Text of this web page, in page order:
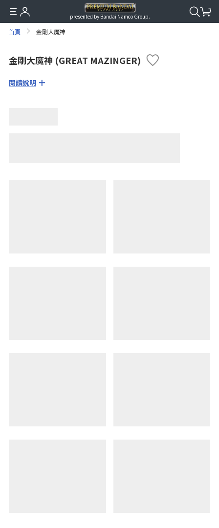
presented by Bandai Namco Group.
首頁 金剛大魔神
金剛大魔神 (GREAT MAZINGER)
閱讀說明